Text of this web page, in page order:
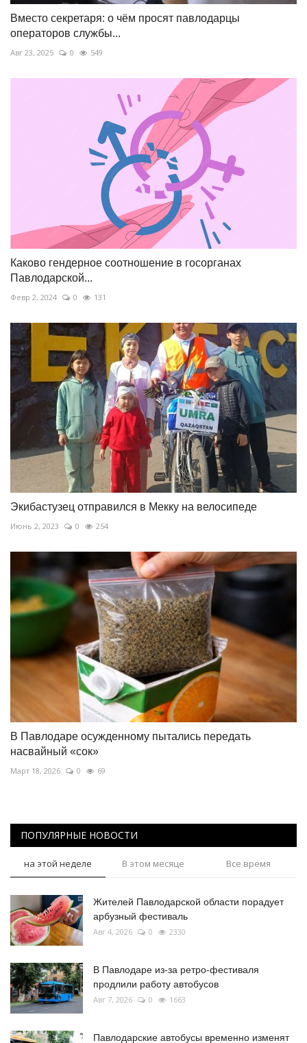
Вместо секретаря: о чём просят павлодарцы
операторов службы...
Авг 23, 2025 0 549
Каково гендерное соотношение в госорганах
Павлодарской...
Февр 2, 2024 0 131
Экибастузец отправился в Мекку на велосипеде
Июнь 2, 2023 0 254
В Павлодаре осужденному пытались передать
насвайный «сок»
Март 18, 2026 0 69
ПОПУЛЯРНЫЕ НОВОСТИ
на этой неделе В этом месяце Все время
Жителей Павлодарской области порадует
арбузный фестиваль
Авг 4, 2026 0 2330
В Павлодаре из-за ретро-фестиваля
продлили работу автобусов
Авг 7, 2026 0 1663
Павлодарские автобусы временно изменят